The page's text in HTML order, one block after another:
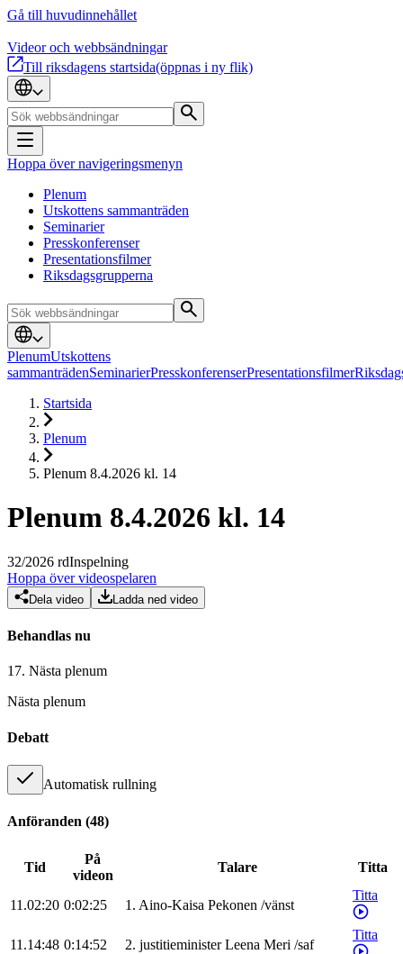
Gå till huvudinnehållet
Videor och webbsändningar
Till riksdagens startsida(öppnas i ny flik)
Hoppa över navigeringsmenyn
Plenum
Utskottens sammanträden
Seminarier
Presskonferenser
Presentationsfilmer
Riksdagsgrupperna
PlenumUtskottens
sammanträdenSeminarierPresskonferenserPresentationsfilmer
Startsida
Plenum
Plenum 8.4.2026 kl. 14
Plenum 8.4.2026 kl. 14
32/2026 rdInspelning
Hoppa över videospelaren
Dela video Ladda ned video
Behandlas nu
17. Nästa plenum
Nästa plenum
Debatt
Automatisk rullning
Anföranden (48)
Tid
På
videon
Talare Titta
11.02:20 0:02:25 1. Aino-Kaisa Pekonen /vänst
Titta
11.14:48 0:14:52 2. justitieminister Leena Meri /saf
Titta